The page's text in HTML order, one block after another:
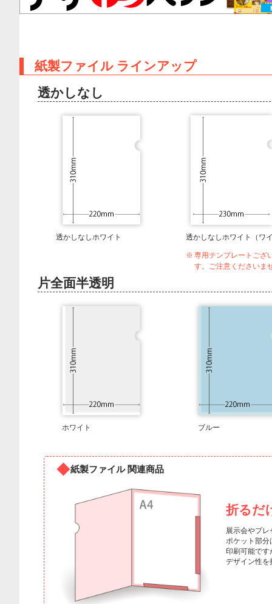
紙製ファイル ラインアップ
透かしなし
透かしなしホワイト 透かしなしホワイト（ワ
専用テンプレートござ
す。ご注意くださいま
片全面半透明
ホワイト ブルー
紙製ファイル 関連商品
折るだ
展示会やプ
ポケット部
印刷可能で
デザイン性